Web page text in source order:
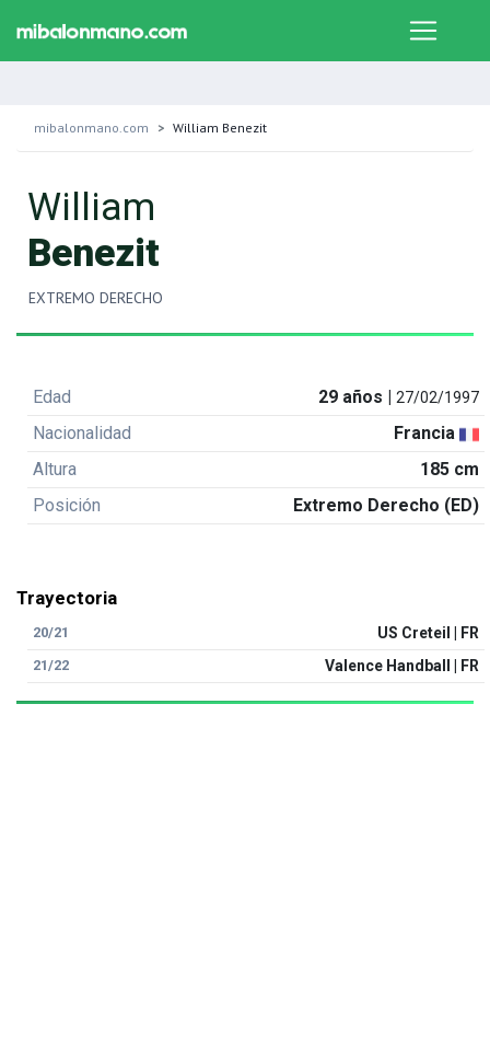
mibalonmano.com William Benezit
William
Benezit
EXTREMO DERECHO
Edad 29 años |27/02/1997
Nacionalidad
Francia
Altura
185 cm
Posición
Extremo Derecho (ED)
Trayectoria
20/21 US Creteil | FR
21/22 Valence Handball | FR